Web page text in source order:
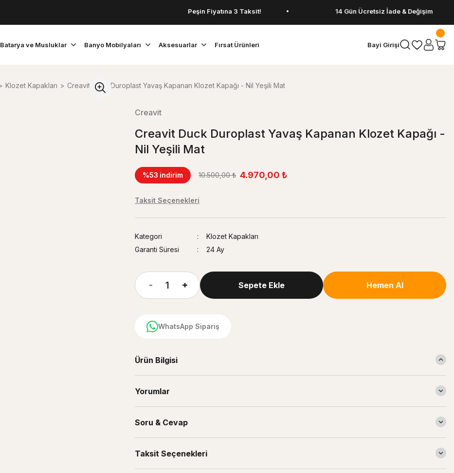
Peşin Fiyatına 3 Taksit! 14 Gün Ücretsiz İade & Değişim
Batarya ve Musluklar Banyo Mobilyaları Aksesuarlar Fırsat Ürünleri Bayi Girişi
Klozet Kapakları Creavit Duck Duroplast Yavaş Kapanan Klozet Kapağı - Nil Yeşili Mat
Creavit
Creavit Duck Duroplast Yavaş Kapanan Klozet Kapağı -
Nil Yeşili Mat
%53 indirim 10.500,00 ₺ 4.970,00 ₺
Taksit Seçenekleri
Kategori
Klozet Kapakları
Garanti Süresi
24 Ay
Sepete Ekle Hemen Al
WhatsApp Sipariş
Ürün Bilgisi
Yorumlar
Soru & Cevap
Taksit Seçenekleri